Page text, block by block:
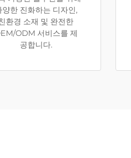
양한 진화하는 디자인,
환경 소재 및 완전한
ODM 서비스를 제
공합니다.